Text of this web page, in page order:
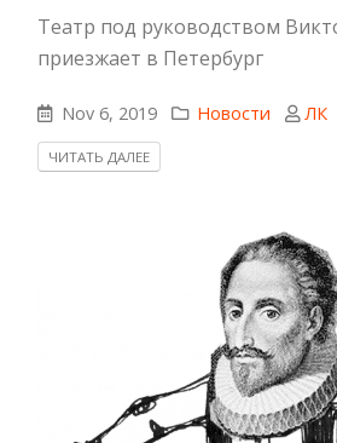
Театр под руководством
приезжает в Петербург
Nov 6, 2019 Новости ЛК
ЧИТАТЬ ДАЛЕЕ